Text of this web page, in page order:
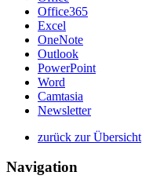
Office365
Excel
OneNote
Outlook
PowerPoint
Word
Camtasia
Newsletter
zurück zur Übersicht
Navigation